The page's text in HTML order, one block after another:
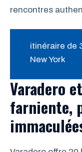
rencontres
itinéraire de
New York
Varadero
farniente,